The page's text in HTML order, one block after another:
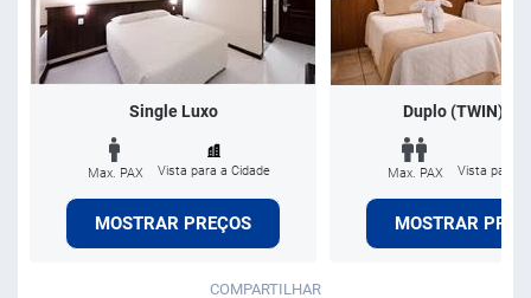
Single Luxo
Max. PAX Vista para a Cidade
MOSTRAR PREÇOS
Duplo (TWIN)
Max. PAX Vista para a
MOSTRAR
COMPARTILHAR